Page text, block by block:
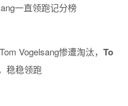
一直领跑记分榜
Vogelsang惨遭淘汰， To
稳稳领跑